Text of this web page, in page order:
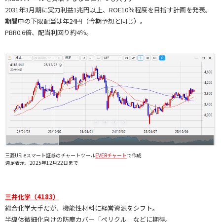
2031年3月期に実力利益1兆円以上、ROE10％程度を目指す計画を発表。
期間中の下限配当は年24円（今期予想と同じ）。
PBR0.6倍、配当利回り約4％。
三菱UFJ eスマート証券のチャートツールEVERチャートで作成
週足表示、2025年12月22日まで
三井化学（4183）
総合化学大手だが、機能性材料に経営資源をシフト。
半導体微細化向けの防塵カバー「ペリクル」などに期待。